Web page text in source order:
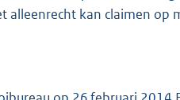
t
kan claimen op